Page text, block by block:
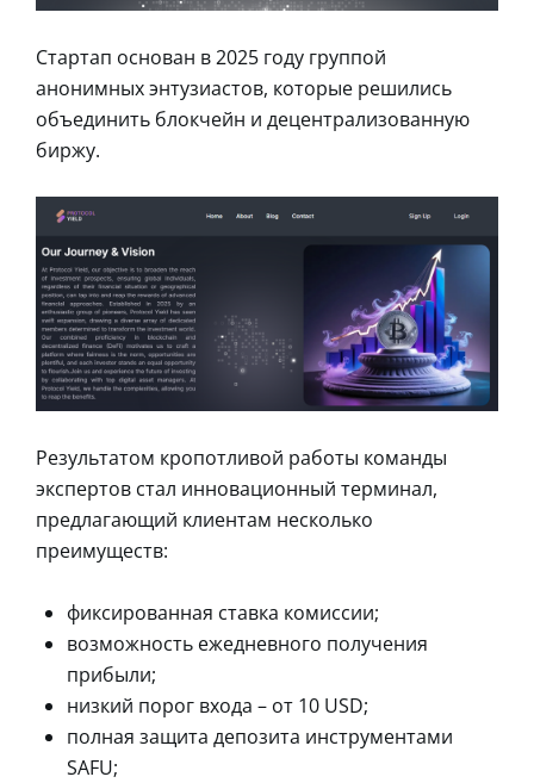
Стартап основан в 2025 году группой
анонимных энтузиастов, которые решились
объединить блокчейн и децентрализованную
биржу.
Результатом кропотливой работы команды
экспертов стал инновационный терминал,
предлагающий клиентам несколько
преимуществ:
фиксированная ставка комиссии;
возможность ежедневного получения
прибыли;
низкий порог входа – от 10 USD;
полная защита депозита инструментами
SAFU;